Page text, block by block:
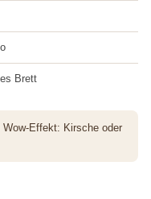
Brett
Effekt: Kirsche oder